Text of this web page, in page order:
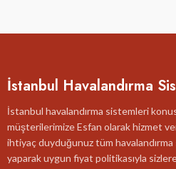
İstanbul Havalandırma
İstanbul havalandırma sistemleri
müşterilerimize Esfan olarak hizmet
ihtiyaç duyduğunuz tüm
yaparak uygun fiyat politikasıyla